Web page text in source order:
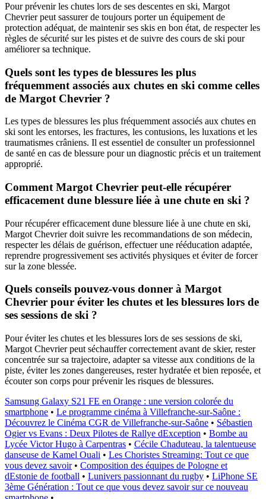
Pour prévenir les chutes lors de ses descentes en ski, Margot
Chevrier peut sassurer de toujours porter un équipement de
protection adéquat, de maintenir ses skis en bon état, de respecter les
règles de sécurité sur les pistes et de suivre des cours de ski pour
améliorer sa technique.
Quels sont les types de blessures les plus
fréquemment associés aux chutes en ski comme celles
de Margot Chevrier ?
Les types de blessures les plus fréquemment associés aux chutes en
ski sont les entorses, les fractures, les contusions, les luxations et les
traumatismes crâniens. Il est essentiel de consulter un professionnel
de santé en cas de blessure pour un diagnostic précis et un traitement
approprié.
Comment Margot Chevrier peut-elle récupérer
efficacement dune blessure liée à une chute en ski ?
Pour récupérer efficacement dune blessure liée à une chute en ski,
Margot Chevrier doit suivre les recommandations de son médecin,
respecter les délais de guérison, effectuer une rééducation adaptée,
reprendre progressivement ses activités physiques et éviter de forcer
sur la zone blessée.
Quels conseils pouvez-vous donner à Margot
Chevrier pour éviter les chutes et les blessures lors de
ses sessions de ski ?
Pour éviter les chutes et les blessures lors de ses sessions de ski,
Margot Chevrier peut séchauffer correctement avant de skier, rester
concentrée sur sa trajectoire, adapter sa vitesse aux conditions de la
piste, éviter les zones dangereuses, rester hydratée et bien reposée, et
écouter son corps pour prévenir les risques de blessures.
Samsung Galaxy S21 FE en Orange : une version colorée du
smartphone • Le programme cinéma à Villefranche-sur-Saône :
Découvrez le Cinéma CGR de Villefranche-sur-Saône • Sébastien
Ogier vs Evans : Deux Pilotes de Rallye dException • Bombe au
Lycée Victor Hugo à Carpentras • Cécile Chaduteau, la talentueuse
danseuse de Kamel Ouali • Les Choristes Streaming: Tout ce que
vous devez savoir• Composition des équipes de Pologne et
dEstonie de football • Lunivers passionnant du rugby • LiPhone SE
3ème Génération : Tout ce que vous devez savoir sur ce nouveau